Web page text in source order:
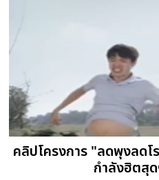
คลิปโครงการ "ลดพุงลด
กำลังฮิตสุ